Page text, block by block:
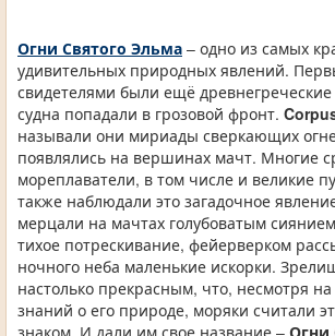
Огни Святого Эльма – одно из самых
удивительных природных явлений.
свидетелями были ещё
судна попадали в грозовой фронт.
называли они мириады сверкающих
появлялись на вершинах мачт. Многие
мореплаватели, в том числе и великие
также наблюдали это загадочное
мерцали на мачтах голубоватым
тихое потрескивание, фейерверком
ночного неба маленькие искорки.
настолько прекрасным, что, несмотря на
знаний о его природе, моряки считали
знаком. И дали им свое название – Огни